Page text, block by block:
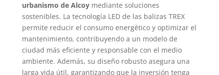
urbanismo de Alcoymediante soluciones
sostenibles. La tecnología LED de las balizas TREX
permite reducir el consumo energético y optimizar el
mantenimiento, contribuyendo a un modelo de
ciudad más eficiente y responsable con el medio
ambiente. Además, su diseño robusto asegura una
larga vida útil, garantizando que la inversión tenga